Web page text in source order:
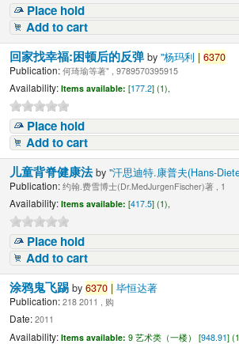
Place hold
Add to cart
回家找幸福:困顿后的反弹by"杨玛利 | 6370
Publication: 何琦瑜等著" , 9789570395915
Availability: Items available: [177.2] (1),
Place hold
Add to cart
儿童背脊健康法by"汗思迪特.康普夫(Hans-
Publication: 约翰.费雪博士(Dr.MedJurgenFischer)著 , 1
Availability: Items available: [417.5] (1),
Place hold
Add to cart
涂鸦鬼飞踢by6370 | 毕恒达著
Publication: 218 2011 , 购
Date: 2011
Availability: Items available: 9 艺术类（一楼） [948.91]